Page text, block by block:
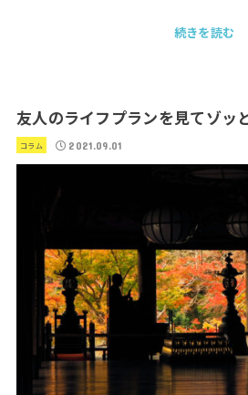
続きを読む
友人のライフプランを見てゾッ
コラム 2021.09.01